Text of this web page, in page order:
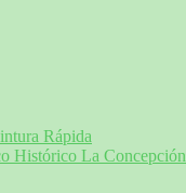
Rápida
Histórico La Concepción